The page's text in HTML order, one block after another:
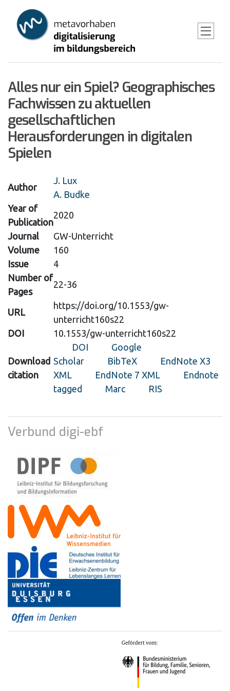
main
Alles nur ein Spiel? Geographisches
Fachwissen zu aktuellen
gesellschaftlichen
Herausforderungen in digitalen
Spielen
Author
J. Lux
A. Budke
Year of
Publication
2020
Journal
GW-Unterricht
Volume
160
Issue
4
Number of
Pages
22-36
URL
https://doi.org/10.1553/gw-
unterricht160s22
DOI
10.1553/gw-unterricht160s22
Download
citation
DOI
Google
Scholar
BibTeX
EndNote X3
XML
EndNote 7 XML
Endnote
tagged
Marc RIS
Verbund digi-ebf